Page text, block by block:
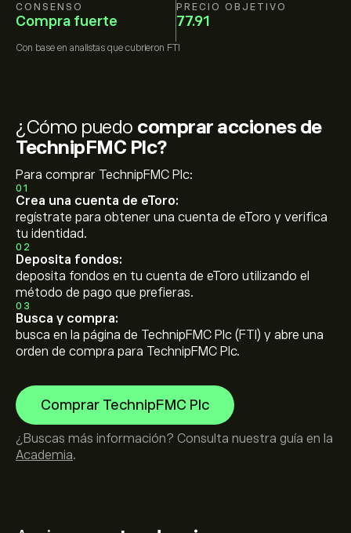
CONSENSO
Compra fuerte
PRECIO OBJETIVO
77.91
Con base en analistas que cubrieron FTI
¿Cómo puedo comprar acciones de
TechnipFMC Plc?
Para comprar TechnipFMC Plc:
01
Crea una cuenta de eToro:
regístrate para obtener una cuenta de eToro y verifica
tu identidad.
02
Deposita fondos:
deposita fondos en tu cuenta de eToro utilizando el
método de pago que prefieras.
03
Busca y compra:
busca en la página de TechnipFMC Plc (FTI) y abre una
orden de compra para TechnipFMC Plc.
Comprar TechnipFMC Plc
¿Buscas más información? Consulta nuestra guía en la
Academia.